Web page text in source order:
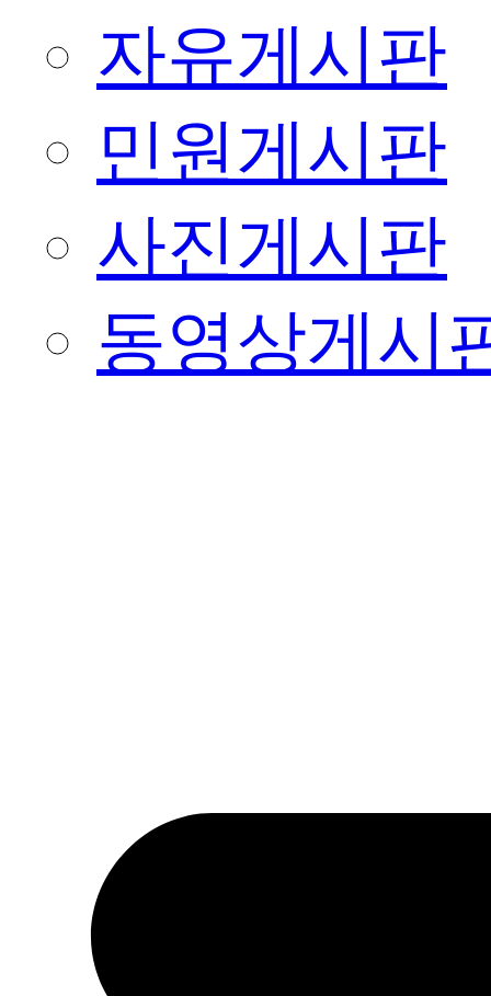
자유게시판
민원게시판
사진게시판
동영상게시